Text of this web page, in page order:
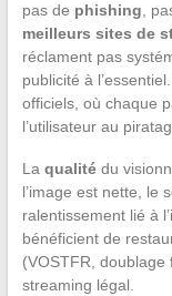
pas de phishing ,
meilleurs sites de
réclament pas
publicité à
officiels, où chaque
l’utilisateur au
La qualitédu
l’image est nette, le
ralentissement lié à
bénéficient de
(VOSTFR,
streaming légal.